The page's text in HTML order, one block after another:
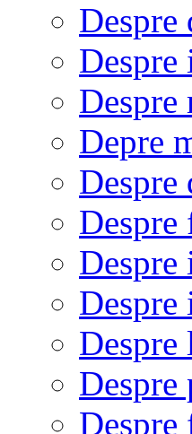
Despre
Despre
Despre
Depre
Despre
Despre
Despre
Despre
Despre
Despre